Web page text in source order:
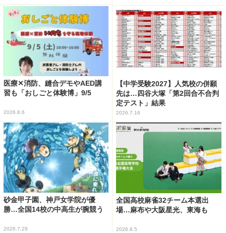
医療✕消防、縫合デモやAED講
習も「おしごと体験博」9/5
2026.8.6
【中学受験2027】人気校の併願
先は…四谷大塚「第2回合不合判
定テスト」結果
2026.7.16
砂金甲子園、神戸女学院が優
勝…全国14校の中高生が腕競う
2026.7.29
全国高校麻雀32チーム本選出
場…麻布や大阪星光、東海も
2026.8.5